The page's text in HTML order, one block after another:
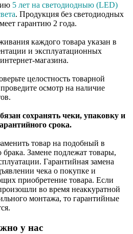
5 лет на светодиодныю (LED)
. Продукция без светодиодных
гарантию 2 года.
каждого товара указан в
и эксплуатационных
магазина.
целостность товарной
осмотр на наличие
сохранять чеки, упаковку и
срока.
товар на подобный в
брака. Замене подлежат товары,
Гарантийная замена
чека о покупке и
приобретение товара. Если
во время неаккуратной
монтажа, то гарантийные
у нас